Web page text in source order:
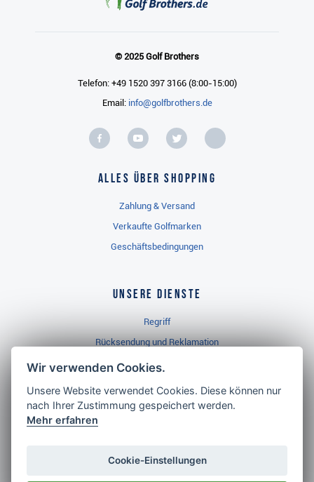
© 2025 Golf Brothers
Telefon: +49 1520 397 3166 (8:00-15:00)
Email: info@golfbrothers.de
Alles über Shopping
Zahlung & Versand
Verkaufte Golfmarken
Geschäftsbedingungen
Unsere Dienste
Regriff
Rücksendung und Reklamation
Widerrufsbelehrung
Golf Brothers.de
Neuheiten
Wir verwenden Cookies.
Unsere Website verwendet Cookies. Diese können nur
nach Ihrer Zustimmung gespeichert werden.
Mehr erfahren
Cookie-Einstellungen